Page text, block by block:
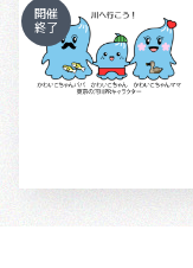
開催
終了